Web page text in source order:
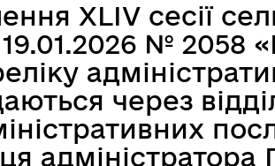
ХLІV сесії
19.01.2026 № 2058
через